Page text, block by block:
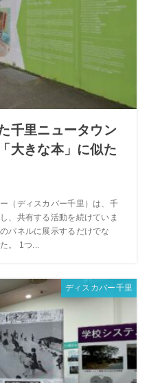
千里ニュータウン
大きな本」に似た
（ディスカバー千里）は、千
、共有する活動を続けていま
パネルに展示するだけでな
。 1つ...
ディスカバー千里